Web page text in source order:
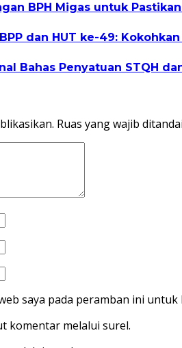
BPH Migas untuk
dan HUT ke-49:
Bahas Penyatuan STQH
Ruas yang wajib ditandai
saya pada peramban ini
komentar melalui surel.